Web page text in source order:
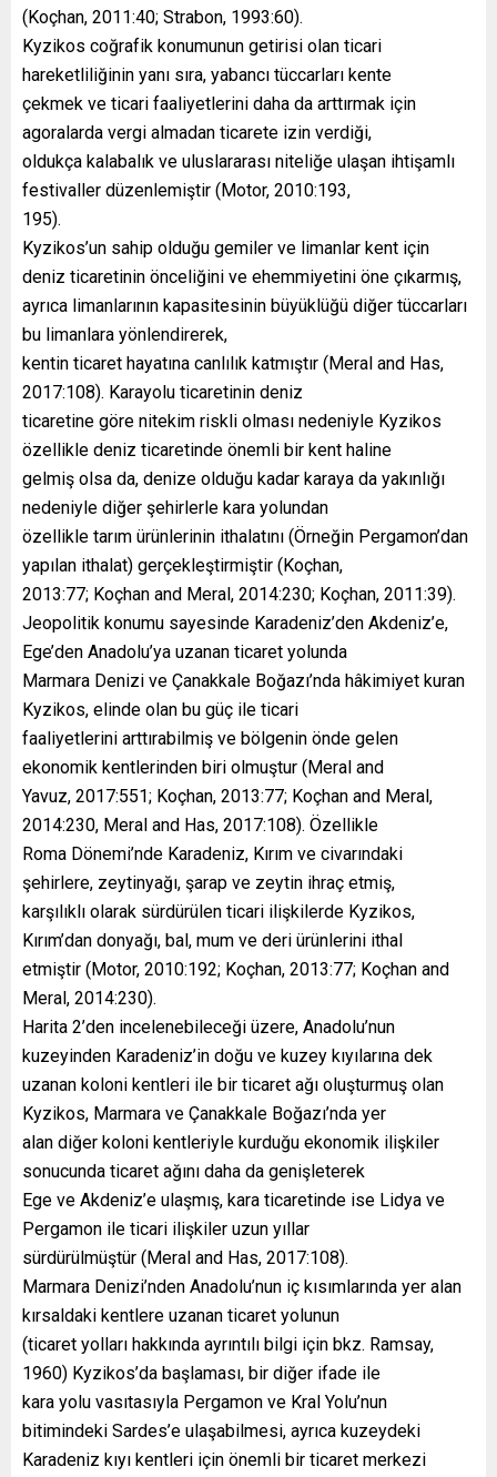
(Koçhan, 2011:40; Strabon, 1993:60).
Kyzikos coğrafik konumunun getirisi olan ticari
hareketliliğinin yanı sıra, yabancı tüccarları kente
çekmek ve ticari faaliyetlerini daha da arttırmak için
agoralarda vergi almadan ticarete izin verdiği,
oldukça kalabalık ve uluslararası niteliğe ulaşan ihtişamlı
festivaller düzenlemiştir (Motor, 2010:193,
195).
Kyzikos’un sahip olduğu gemiler ve limanlar kent için
deniz ticaretinin önceliğini ve ehemmiyetini öne çıkarmış,
ayrıca limanlarının kapasitesinin büyüklüğü diğer tüccarları
bu limanlara yönlendirerek,
kentin ticaret hayatına canlılık katmıştır (Meral and Has,
2017:108). Karayolu ticaretinin deniz
ticaretine göre nitekim riskli olması nedeniyle Kyzikos
özellikle deniz ticaretinde önemli bir kent haline
gelmiş olsa da, denize olduğu kadar karaya da yakınlığı
nedeniyle diğer şehirlerle kara yolundan
özellikle tarım ürünlerinin ithalatını (Örneğin Pergamon’dan
yapılan ithalat) gerçekleştirmiştir (Koçhan,
2013:77; Koçhan and Meral, 2014:230; Koçhan, 2011:39).
Jeopolitik konumu sayesinde Karadeniz’den Akdeniz’e,
Ege’den Anadolu’ya uzanan ticaret yolunda
Marmara Denizi ve Çanakkale Boğazı’nda hâkimiyet kuran
Kyzikos, elinde olan bu güç ile ticari
faaliyetlerini arttırabilmiş ve bölgenin önde gelen
ekonomik kentlerinden biri olmuştur (Meral and
Yavuz, 2017:551; Koçhan, 2013:77; Koçhan and Meral,
2014:230, Meral and Has, 2017:108). Özellikle
Roma Dönemi’nde Karadeniz, Kırım ve civarındaki
şehirlere, zeytinyağı, şarap ve zeytin ihraç etmiş,
karşılıklı olarak sürdürülen ticari ilişkilerde Kyzikos,
Kırım’dan donyağı, bal, mum ve deri ürünlerini ithal
etmiştir (Motor, 2010:192; Koçhan, 2013:77; Koçhan and
Meral, 2014:230).
Harita 2’den incelenebileceği üzere, Anadolu’nun
kuzeyinden Karadeniz’in doğu ve kuzey kıyılarına dek
uzanan koloni kentleri ile bir ticaret ağı oluşturmuş olan
Kyzikos, Marmara ve Çanakkale Boğazı’nda yer
alan diğer koloni kentleriyle kurduğu ekonomik ilişkiler
sonucunda ticaret ağını daha da genişleterek
Ege ve Akdeniz’e ulaşmış, kara ticaretinde ise Lidya ve
Pergamon ile ticari ilişkiler uzun yıllar
sürdürülmüştür (Meral and Has, 2017:108).
Marmara Denizi’nden Anadolu’nun iç kısımlarında yer alan
kırsaldaki kentlere uzanan ticaret yolunun
(ticaret yolları hakkında ayrıntılı bilgi için bkz. Ramsay,
1960) Kyzikos’da başlaması, bir diğer ifade ile
kara yolu vasıtasıyla Pergamon ve Kral Yolu’nun
bitimindeki Sardes’e ulaşabilmesi, ayrıca kuzeydeki
Karadeniz kıyı kentleri için önemli bir ticaret merkezi